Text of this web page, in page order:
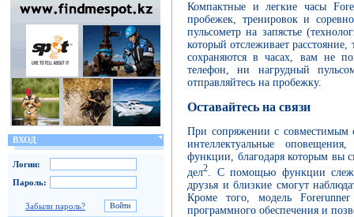
ВХОД
Логин:
Пароль:
Забыли пароль?
Компактные и легкие часы
пробежек, тренировок и
пульсометр на запястье
который отслеживает
сохраняются в часах, вам не
телефон, ни нагрудный
отправляйтесь на пробежку.
Оставайтесь на связи
При сопряжении с совместимым
интеллектуальные
функции, благодаря которым вы
дел2 . С помощью функции
друзья и близкие смогут
Кроме того, модель Forerunner
программного обеспечения и